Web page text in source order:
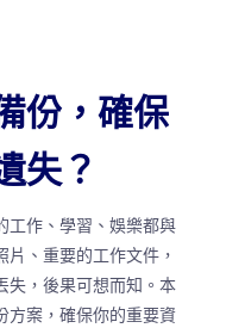
份，確保
失？
工作、學習、娛樂都與
、重要的工作文件，
失，後果可想而知。本
方案，確保你的重要資